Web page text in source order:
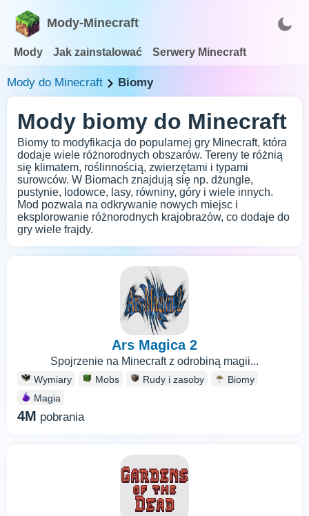
Mody-Minecraft
Mody Jak zainstalować Serwery Minecraft
Mody do Minecraft Biomy
Mody biomy do Minecraft
Biomy to modyfikacja do popularnej gry Minecraft, która
dodaje wiele różnorodnych obszarów. Tereny te różnią
się klimatem, roślinnością, zwierzętami i typami
surowców. W Biomach znajdują się np. dżungle,
pustynie, lodowce, lasy, równiny, góry i wiele innych.
Mod pozwala na odkrywanie nowych miejsc i
eksplorowanie różnorodnych krajobrazów, co dodaje do
gry wiele frajdy.
Ars Magica 2
Spojrzenie na Minecraft z odrobiną magii...
Wymiary Mobs Rudy i zasoby
Biomy
Magia
4M pobrania